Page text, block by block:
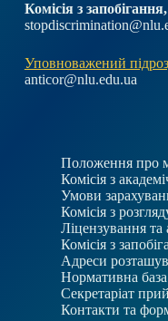
Комісія з
Уповноважений
anticor@nlu.edu.ua
Положення про
Комісія з
Умови
Комісія з
Ліцензування та
Комісія з
Адреси
Нормативна база
Секретаріат
Контакти та